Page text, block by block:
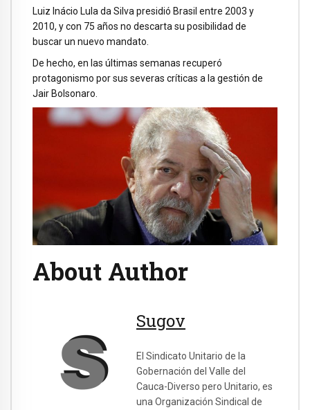
Luiz Inácio Lula da Silva presidió Brasil entre 2003 y
2010, y con 75 años no descarta su posibilidad de
buscar un nuevo mandato.
De hecho, en las últimas semanas recuperó
protagonismo por sus severas críticas a la gestión de
Jair Bolsonaro.
About Author
Sugov
El Sindicato Unitario de la
Gobernación del Valle del
Cauca-Diverso pero Unitario, es
una Organización Sindical de